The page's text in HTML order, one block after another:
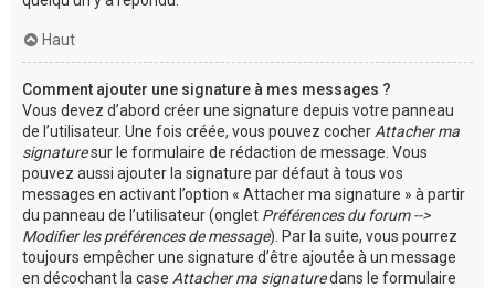
Haut
Comment ajouter une signature à mes messages ?
Vous devez d’abord créer une signature depuis votre panneau
de l’utilisateur. Une fois créée, vous pouvez cocher Attacher ma
signaturesur le formulaire de rédaction de message. Vous
pouvez aussi ajouter la signature par défaut à tous vos
messages en activant l’option « Attacher ma signature » à partir
du panneau de l’utilisateur (onglet Préférences du forum -->
Modifier les préférences de message). Par la suite, vous pourrez
toujours empêcher une signature d’être ajoutée à un message
en décochant la case Attacher ma signaturedans le formulaire